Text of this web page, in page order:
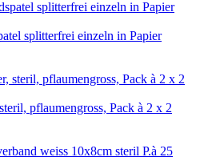
splitterfrei einzeln in Papier
pflaumengross, Pack à 2 x 2